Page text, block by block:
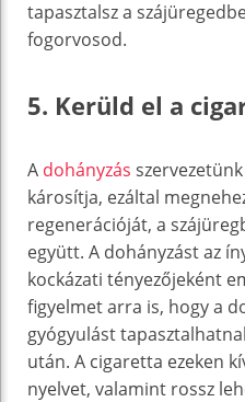
tapasztalsz a
fogorvosod.
5. Kerüld el a
A dohányzás
károsítja, ezáltal
regenerációját, a
együtt. A dohányzást az
kockázati tényezőjeként
figyelmet arra is, hogy a
gyógyulást
után. A cigaretta ezeken
nyelvet, valamint rossz